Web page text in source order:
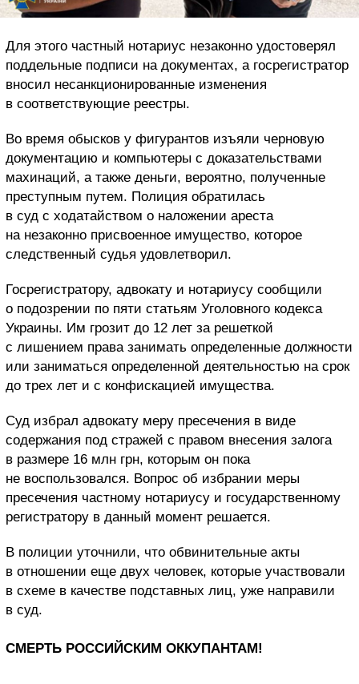
Для этого частный нотариус незаконно удостоверял
поддельные подписи на документах, а госрегистратор
вносил несанкционированные изменения
в соответствующие реестры.
Во время обысков у фигурантов изъяли черновую
документацию и компьютеры с доказательствами
махинаций, а также деньги, вероятно, полученные
преступным путем. Полиция обратилась
в суд с ходатайством о наложении ареста
на незаконно присвоенное имущество, которое
следственный судья удовлетворил.
Госрегистратору, адвокату и нотариусу сообщили
о подозрении по пяти статьям Уголовного кодекса
Украины. Им грозит до 12 лет за решеткой
с лишением права занимать определенные должности
или заниматься определенной деятельностью на срок
до трех лет и с конфискацией имущества.
Суд избрал адвокату меру пресечения в виде
содержания под стражей с правом внесения залога
в размере 16 млн грн, которым он пока
не воспользовался. Вопрос об избрании меры
пресечения частному нотариусу и государственному
регистратору в данный момент решается.
В полиции уточнили, что обвинительные акты
в отношении еще двух человек, которые участвовали
в схеме в качестве подставных лиц, уже направили
в суд.
СМЕРТЬ РОССИЙСКИМ ОККУПАНТАМ!